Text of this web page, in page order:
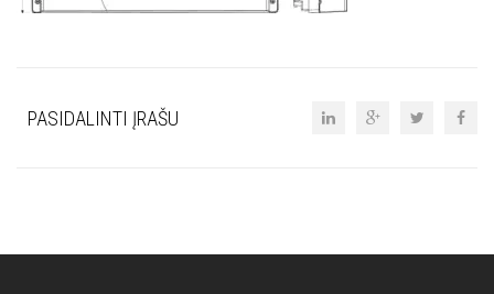
PASIDALINTI ĮRAŠU